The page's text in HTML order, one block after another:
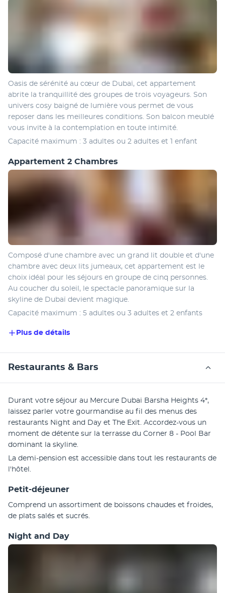
Oasis de sérénité au cœur de Dubaï, cet appartement
abrite la tranquillité des groupes de trois voyageurs. Son
univers cosy baigné de lumière vous permet de vous
reposer dans les meilleures conditions. Son balcon meublé
vous invite à la contemplation en toute intimité.
Capacité maximum : 3 adultes ou 2 adultes et 1 enfant
Appartement 2 Chambres
Composé d'une chambre avec un grand lit double et d'une
chambre avec deux lits jumeaux, cet appartement est le
choix idéal pour les séjours en groupe de cinq personnes.
Au coucher du soleil, le spectacle panoramique sur la
skyline de Dubaï devient magique.
Capacité maximum : 5 adultes ou 3 adultes et 2 enfants
Plus de détails
Restaurants & Bars
Durant votre séjour au Mercure Dubai Barsha Heights 4*,
laissez parler votre gourmandise au fil des menus des
restaurants Night and Day et The Exit. Accordez-vous un
moment de détente sur la terrasse du Corner 8 - Pool Bar
dominant la skyline.
La demi-pension est accessible dans tout les restaurants de
l'hôtel.
Petit-déjeuner
Comprend un assortiment de boissons chaudes et froides,
de plats salés et sucrés.
Night and Day